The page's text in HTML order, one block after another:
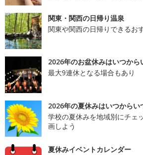
関東・関西の日帰り温泉
関東や関西の日帰りできるお
2026年のお盆休みはいつから
最大9連休となる場合もあり
2026年の夏休みはいつからい
学校の夏休みを地域別にチェ
画しよう
夏休みイベントカレンダー